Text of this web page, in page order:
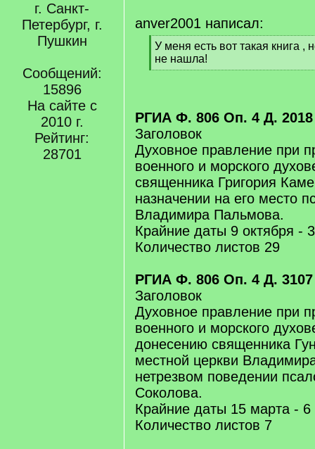
г. Санкт-
Петербург, г.
Пушкин
Сообщений:
15896
На сайте с
2010 г.
Рейтинг:
28701
anver2001 написал:
[
q
]
У меня есть вот такая книга
не нашла!
[
РГИА Ф. 806 Оп. 4 Д. 2018
Заголовок
Духовное правление при
военного и морского
священника Григория
назначении на его место
Владимира Пальмова.
Крайние даты 9 октября -
Количество листов 29
РГИА Ф. 806 Оп. 4 Д. 3107
Заголовок
Духовное правление при
военного и морского
донесению священника
местной церкви
нетрезвом поведении
Соколова.
Крайние даты 15 марта - 6
Количество листов 7